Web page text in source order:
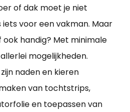
of dak moet je niet
voor een vakman. Maar
ook handig? Met minimale
mogelijkheden.
naden en kieren
van tochtstrips,
en toepassen van